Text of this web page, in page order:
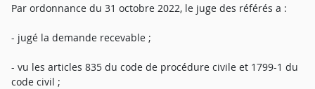
Par ordonnance du 31 octobre 2022, le juge des référés a :
- jugé la demande recevable ;
- vu les articles 835 du code de procédure civile et 1799-1 du
code civil ;